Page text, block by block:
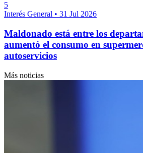
5
Interés General • 31 Jul 2026
Maldonado está entre los
aumentó el consumo en
autoservicios
Más noticias